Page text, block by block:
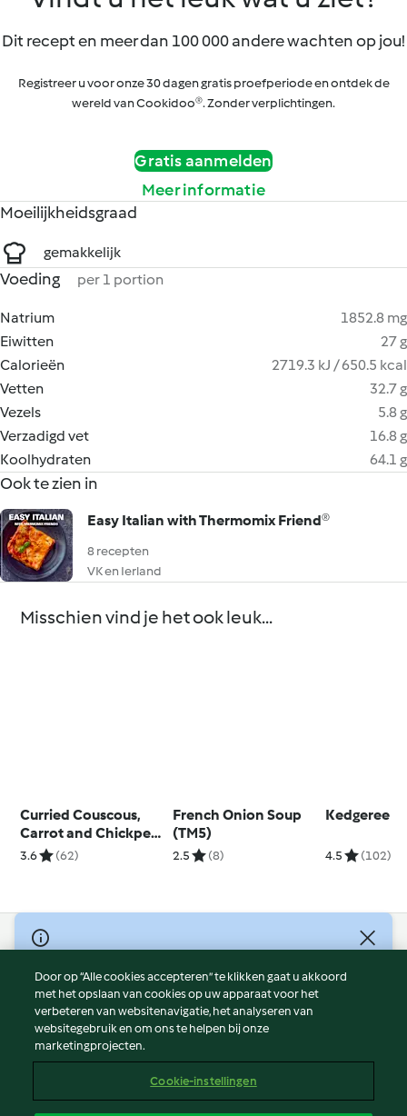
Dit recept en meer dan 100 000 andere wachten op jou!
Registreer u voor onze 30 dagen gratis proefperiode en ontdek de
wereld van Cookidoo®. Zonder verplichtingen.
Gratis aanmelden
Meer informatie
Moeilijkheidsgraad
gemakkelijk
Voeding per 1 portion
Natrium
1852.8 mg
Eiwitten
27 g
Calorieën
2719.3 kJ / 650.5 kcal
Vetten
32.7 g
Vezels
5.8 g
Verzadigd vet
16.8 g
Koolhydraten
64.1 g
Ook te zien in
Easy Italian with Thermomix Friend®
8 recepten
VK en Ierland
Misschien vind je het ook leuk...
Curried Couscous,
Carrot and Chickpea
Salad
3.6 (62)
French Onion Soup
(TM5)
2.5 (8)
Kedgeree
4.5 (102)
© Copyright 2026
Gebruiksvoorwaarden
Privacybeleid
Disclaimer
Colofon
Verslag Inhoud
Door op “Alle cookies accepteren” te klikken gaat u akkoord
met het opslaan van cookies op uw apparaat voor het
verbeteren van websitenavigatie, het analyseren van
websitegebruik en om ons te helpen bij onze
marketingprojecten.
Cookie-instellingen